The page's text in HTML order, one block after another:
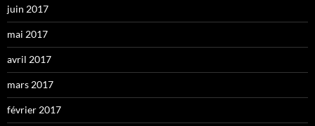
juin 2017
mai 2017
avril 2017
mars 2017
février 2017